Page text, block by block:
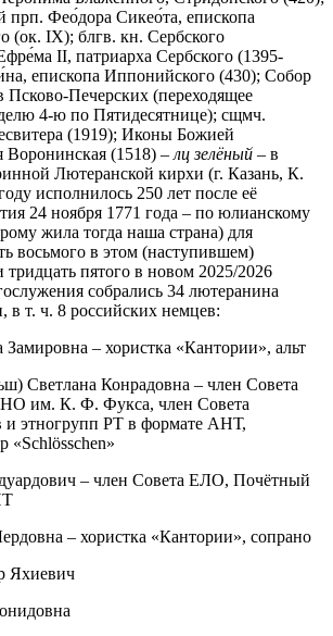
прп. Фео́дора Сикео́та, епископа
(ок. IX); блгв. кн. Сербского
II, патриарха Сербского (1395-
епископа Иппонийского (430); Собор
Псково-Печерских (переходящее
4-ю по Пятидесятнице); сщмч.
(1919); Иконы Божией
(1518) – лц зелёный – в
Лютеранской кирхи (г. Казань, К.
исполнилось 250 лет после её
24 ноября 1771 года – по юлианскому
жила тогда наша страна) для
восьмого в этом (наступившем)
тридцать пятого в новом 2025/2026
собрались 34 лютеранина
в т. ч. 8 российских немцев:
– хористка «Кантории», альт
Светлана Конрадовна – член Совета
им. К. Ф. Фукса, член Совета
и этногрупп РТ в формате АНТ,
«Schlösschen»
– член Совета ЕЛО, Почётный
– хористка «Кантории», сопрано
Яхиевич